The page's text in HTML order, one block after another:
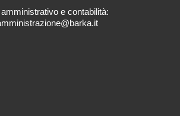
e contabilità: